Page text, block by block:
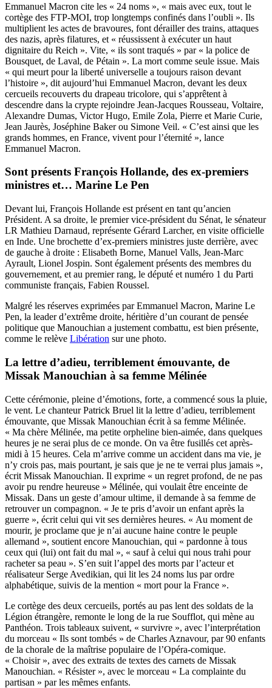
Emmanuel Macron cite les « 24 noms », « mais avec eux, tout le
cortège des FTP-MOI, trop longtemps confinés dans l’oubli ». Ils
multiplient les actes de bravoures, font dérailler des trains, attaques
des nazis, après filatures, et « réussissent à exécuter un haut
dignitaire du Reich ». Vite, « ils sont traqués » par « la police de
Bousquet, de Laval, de Pétain ». La mort comme seule issue. Mais
« qui meurt pour la liberté universelle a toujours raison devant
l’histoire », dit aujourd’hui Emmanuel Macron, devant les deux
cercueils recouverts du drapeau tricolore, qui s’apprêtent à
descendre dans la crypte rejoindre Jean-Jacques Rousseau, Voltaire,
Alexandre Dumas, Victor Hugo, Emile Zola, Pierre et Marie Curie,
Jean Jaurès, Joséphine Baker ou Simone Veil. « C’est ainsi que les
grands hommes, en France, vivent pour l’éternité », lance
Emmanuel Macron.
Sont présents François Hollande, des ex-premiers
ministres et… Marine Le Pen
Devant lui, François Hollande est présent en tant qu’ancien
Président. A sa droite, le premier vice-président du Sénat, le sénateur
LR Mathieu Darnaud, représente Gérard Larcher, en visite officielle
en Inde. Une brochette d’ex-premiers ministres juste derrière, avec
de gauche à droite : Elisabeth Borne, Manuel Valls, Jean-Marc
Ayrault, Lionel Jospin. Sont également présents des membres du
gouvernement, et au premier rang, le député et numéro 1 du Parti
communiste français, Fabien Roussel.
Malgré les réserves exprimées par Emmanuel Macron, Marine Le
Pen, la leader d’extrême droite, héritière d’un courant de pensée
politique que Manouchian a justement combattu, est bien présente,
comme le relève Libération sur une photo.
La lettre d’adieu, terriblement émouvante, de
Missak Manouchian à sa femme Mélinée
Cette cérémonie, pleine d’émotions, forte, a commencé sous la pluie,
le vent. Le chanteur Patrick Bruel lit la lettre d’adieu, terriblement
émouvante, que Missak Manouchian écrit à sa femme Mélinée.
« Ma chère Mélinée, ma petite orpheline bien-aimée, dans quelques
heures je ne serai plus de ce monde. On va être fusillés cet après-
midi à 15 heures. Cela m’arrive comme un accident dans ma vie, je
n’y crois pas, mais pourtant, je sais que je ne te verrai plus jamais »,
écrit Missak Manouchian. Il exprime « un regret profond, de ne pas
avoir pu rendre heureuse » Mélinée, qui voulait être enceinte de
Missak. Dans un geste d’amour ultime, il demande à sa femme de
retrouver un compagnon. « Je te pris d’avoir un enfant après la
guerre », écrit celui qui vit ses dernières heures. « Au moment de
mourir, je proclame que je n’ai aucune haine contre le peuple
allemand », soutient encore Manouchian, qui « pardonne à tous
ceux qui (lui) ont fait du mal », « sauf à celui qui nous trahi pour
racheter sa peau ». S’en suit l’appel des morts par l’acteur et
réalisateur Serge Avedikian, qui lit les 24 noms lus par ordre
alphabétique, suivis de la mention « mort pour la France ».
Le cortège des deux cercueils, portés au pas lent des soldats de la
Légion étrangère, remonte le long de la rue Soufflot, qui mène au
Panthéon. Trois tableaux suivent, « survivre », avec l’interprétation
du morceau « Ils sont tombés » de Charles Aznavour, par 90 enfants
de la chorale de la maîtrise populaire de l’Opéra-comique.
« Choisir », avec des extraits de textes des carnets de Missak
Manouchian. « Résister », avec le morceau « La complainte du
partisan » par les mêmes enfants.